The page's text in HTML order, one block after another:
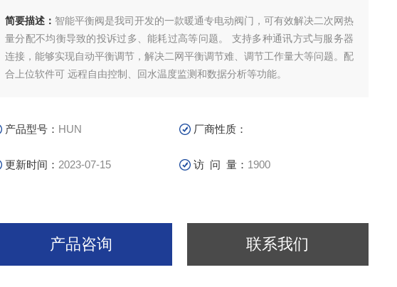
简要描述： 智能平衡阀是我司开发的一款暖通专电动阀门，可有效解决二次网热
量分配不均衡导致的投诉过多、能耗过高等问题。 支持多种通讯方式与服务器
连接，能够实现自动平衡调节，解决二网平衡调节难、调节工作量大等问题。配
合上位软件可 远程自由控制、回水温度监测和数据分析等功能。
产品型号： HUN 厂商性质：
更新时间： 2023-07-15 访 问 量： 1900
产品咨询 联系我们